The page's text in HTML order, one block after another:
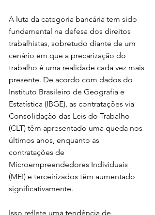
A luta da categoria bancária tem sido
fundamental na defesa dos direitos
trabalhistas, sobretudo diante de um
cenário em que a precarização do
trabalho é uma realidade cada vez mais
presente. De acordo com dados do
Instituto Brasileiro de Geografia e
Estatística (IBGE), as contratações via
Consolidação das Leis do Trabalho
(CLT) têm apresentado uma queda nos
últimos anos, enquanto as
contratações de
Microempreendedores Individuais
(MEI) e terceirizados têm aumentado
significativamente.
Isso reflete uma tendência de